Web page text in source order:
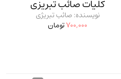
کلیات صائب تبریزی
نویسنده: صائب تبریژی
700,000تومان